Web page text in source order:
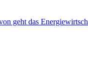
geht das